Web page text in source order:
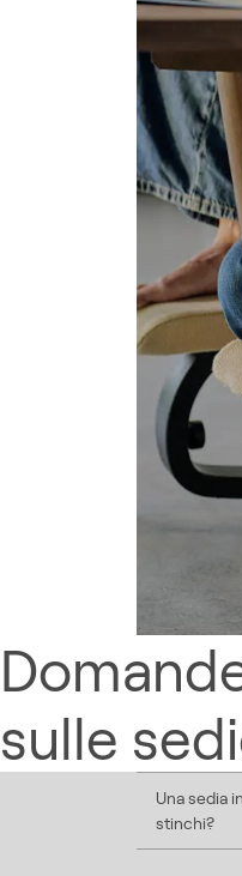
sulle
Una sedia
stinchi?